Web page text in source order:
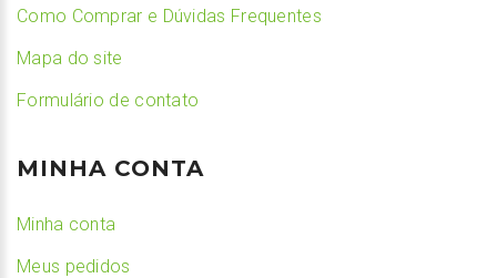
Como Comprar e Dúvidas Frequentes
Mapa do site
Formulário de contato
MINHA CONTA
Minha conta
Meus pedidos